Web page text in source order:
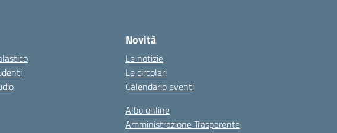
Novità
Le notizie
Le circolari
Calendario eventi
Albo online
Amministrazione Trasparente